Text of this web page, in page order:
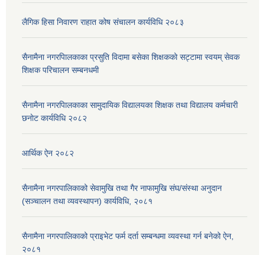
लैगिक हिसा निवारण राहात कोष संचालन कार्यविधि २०८३
सैनामैना नगरपािलकाका प्रसुति विदामा बसेका शिक्षककाे सट्टामा स्वयम् सेवक
शिक्षक परिचालन सम्बनधमी
सैनामैना नगरपािलकाका सामुदायिक विद्यालयका शिक्षक तथा विद्यालय कर्मचारी
छनाेट कार्यविधि २०८२
आर्थिक ऐन २०८२
सैनामैना नगरपालिकाको सेवामुखि तथा गैर नाफामुखि संघ/संस्था अनुदान
(सञ्चालन तथा व्यवस्थापन) कार्यविधि, २०८१
सैनामैना नगरपालिकाको प्राइभेट फर्म दर्ता सम्बन्धमा व्यवस्था गर्न बनेको ऐन,
२०८१